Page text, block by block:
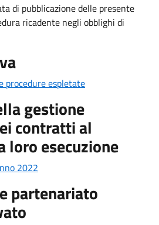
di pubblicazione delle presente
ricadente negli obblighi di
procedure espletate
gestione
contratti al
loro esecuzione
2022
partenariato